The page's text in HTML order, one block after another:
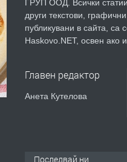
ГРУП ООД. Всички
други текстови,
публикувани в сайта, са
Haskovo.NET, освен ако
Главен редактор
Анета Кутелова
Последвай ни